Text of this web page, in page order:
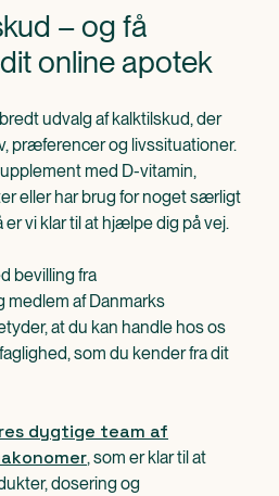
– og få
online apotek
udvalg af kalktilskud, der
præferencer og livssituationer.
med D-vitamin,
eller har brug for noget særligt
vi klar til at hjælpe dig på vej.
bevilling fra
af Danmarks
at du kan handle hos os
som du kender fra dit
dygtige team af
, som er klar til at
dosering og